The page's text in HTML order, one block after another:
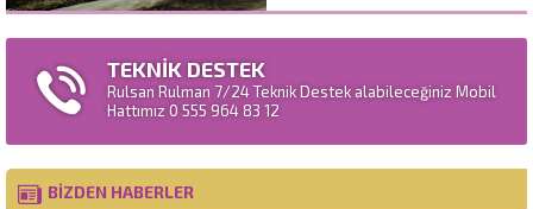
TEKNİK DESTEK
Rulsan Rulman 7/24 Teknik Destek alabileceğiniz Mobil
Hattımız 0 555 964 83 12
BİZDEN HABERLER